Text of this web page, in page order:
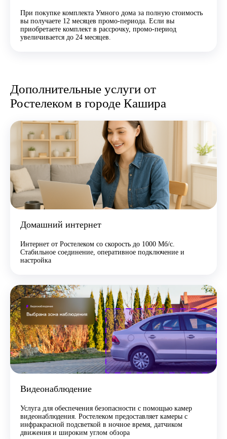
При покупке комплекта Умного дома за полную стоимость
вы получаете 12 месяцев промо-периода. Если вы
приобретаете комплект в рассрочку, промо-период
увеличивается до 24 месяцев.
Дополнительные услуги от
Ростелеком в городе Кашира
Домашний интернет
Интернет от Ростелеком со скорость до 1000 Мб/с.
Стабильное соединение, оперативное подключение и
настройка
Видеонаблюдение
Услуга для обеспечения безопасности с помощью камер
видеонаблюдения. Ростелеком предоставляет камеры с
инфракрасной подсветкой в ночное время, датчиком
движения и широким углом обзора